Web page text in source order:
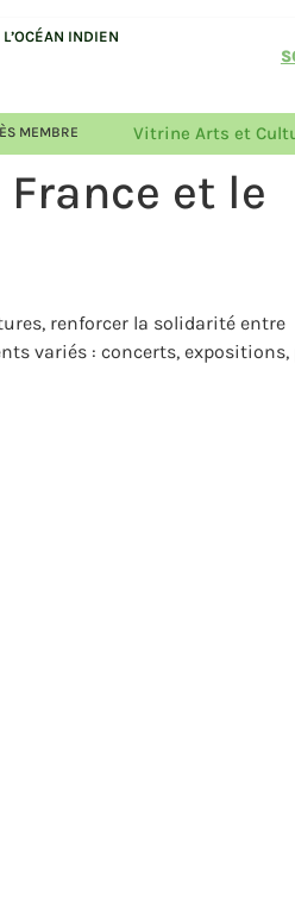
INDIEN
MEMBRE Vitrine Arts et
et le
renforcer la solidarité entre
variés : concerts,